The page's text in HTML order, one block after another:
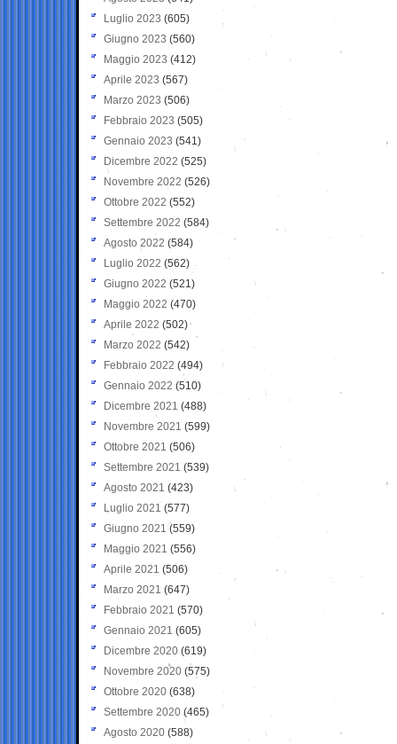
Luglio 2023 (605)
Giugno 2023 (560)
Maggio 2023 (412)
Aprile 2023 (567)
Marzo 2023 (506)
Febbraio 2023 (505)
Gennaio 2023 (541)
Dicembre 2022 (525)
Novembre 2022 (526)
Ottobre 2022 (552)
Settembre 2022 (584)
Agosto 2022 (584)
Luglio 2022 (562)
Giugno 2022 (521)
Maggio 2022 (470)
Aprile 2022 (502)
Marzo 2022 (542)
Febbraio 2022 (494)
Gennaio 2022 (510)
Dicembre 2021 (488)
Novembre 2021 (599)
Ottobre 2021 (506)
Settembre 2021 (539)
Agosto 2021 (423)
Luglio 2021 (577)
Giugno 2021(559)
Maggio 2021 (556)
Aprile 2021 (506)
Marzo 2021 (647)
Febbraio 2021 (570)
Gennaio 2021 (605)
Dicembre 2020 (619)
Novembre 2020 (575)
Ottobre 2020 (638)
Settembre 2020(465)
Agosto 2020 (588)